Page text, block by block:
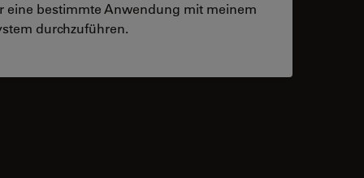
eine bestimmte Anwendung mit meinem
durchzuführen.